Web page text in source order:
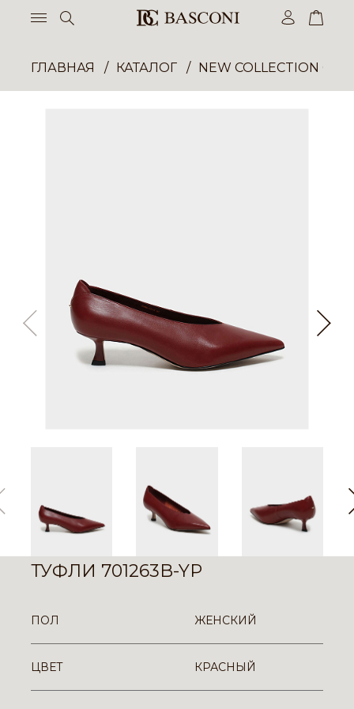
ГЛАВНАЯ КАТАЛОГ NEW COLLECTION
ТУФЛИ 701263B-YP
ПОЛ ЖЕНСКИЙ
ЦВЕТ КРАСНЫЙ